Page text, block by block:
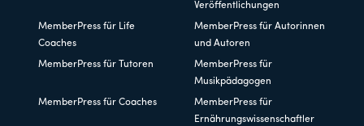
Veröffentlichungen
MemberPress für Life
Coaches
MemberPress für Autorinnen
und Autoren
MemberPress für Tutoren
MemberPress für
Musikpädagogen
MemberPress für Coaches
MemberPress für
Ernährungswissenschaftler